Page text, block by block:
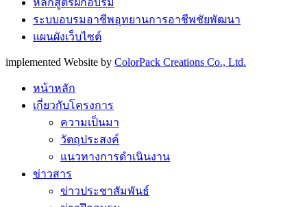
ระบบอบรมอาชีพอุทยานการอาชีพชัยพัฒนา
แผนผังเว็บไซต์
implemented Website by ColorPack Creations Co., Ltd.
หน้าหลัก
เกี่ยวกับโครงการ
ความเป็นมา
วัตถุประสงค์
แนวทางการดำเนินงาน
ข่าวสาร
ข่าวประชาสัมพันธ์